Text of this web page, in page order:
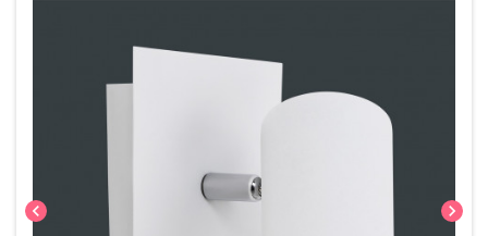
chevron_left chevron_right